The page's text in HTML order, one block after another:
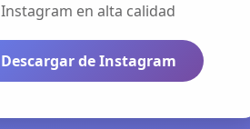
Instagram en alta calidad
Descargar de Instagram